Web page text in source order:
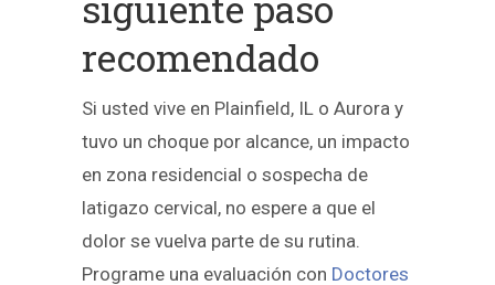
recomendado
Si usted vive en Plainfield, IL o Aurora y
tuvo un choque por alcance, un impacto
en zona residencial o sospecha de
latigazo cervical, no espere a que el
dolor se vuelva parte de su rutina.
Programe una evaluación con Doctores